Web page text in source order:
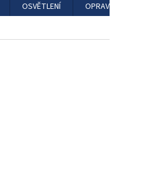
OSVĚTLENÍ
OPRAVÁRENSKÉ